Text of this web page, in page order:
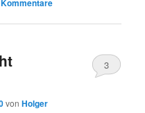
Kommentare
vonHolger
3